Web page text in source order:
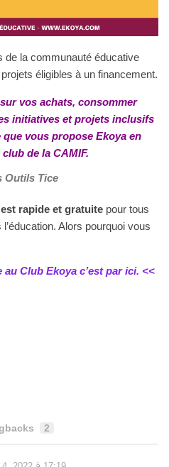
de la communauté éducative
éligibles à un financement.
vos achats, consommer
initiatives et projets inclusifs
vous propose Ekoya en
de la CAMIF.
Outils Tice
rapide et gratuite pour tous
Alors pourquoi vous
Club Ekoya c’est par ici. <<
2